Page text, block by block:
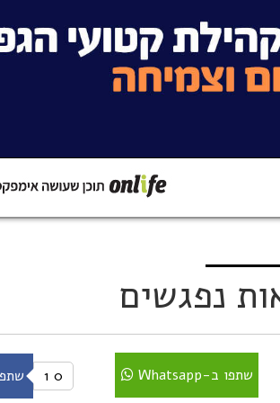
נפגשים
שתפו ב-Whatsapp 0